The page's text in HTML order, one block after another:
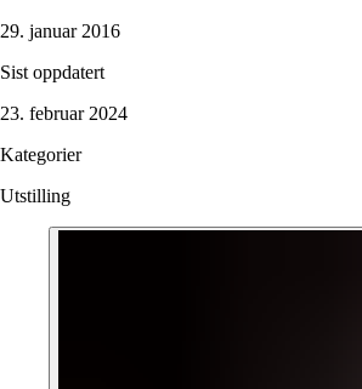
29. januar 2016
Sist oppdatert
23. februar 2024
Kategorier
Utstilling